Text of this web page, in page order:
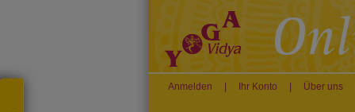
Anmelden Ihr Konto Über uns